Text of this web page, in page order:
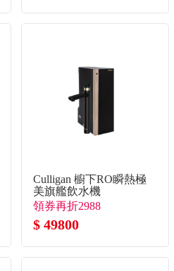
Culligan 櫥下RO瞬熱極
美旗艦飲水機
領券再折2988
$ 49800